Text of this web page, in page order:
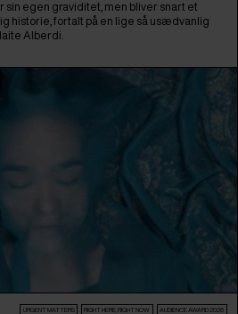
sin egen graviditet, men bliver snart et
historie, fortalt på en lige så usædvanlig
Alberdi.
URGENT MATTERS RIGHT HERE, RIGHT NOW AUDIENCE AWARD 2026